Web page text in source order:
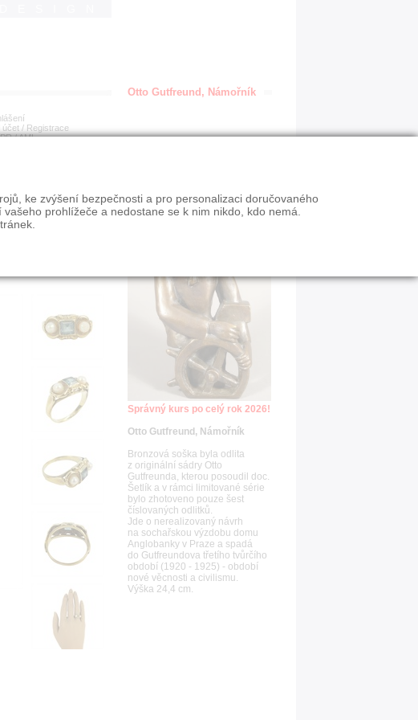
účet / Registrace
/AML
Otto Gutfreund, Námořník
Správný kurs po celý rok 2026!
Otto Gutfreund, Námořník
Bronzová soška byla odlita
z originální sádry Otto
Gutfreunda, kterou posoudil doc.
Šetlík a v rámci limitované série
bylo zhotoveno pouze šest
číslovaných odlitků.
Jde o nerealizovaný návrh
na sochařskou výzdobu domu
Anglobanky v Praze a spadá
do Gutfreundova třetího tvůrčího
období (1920 - 1925) - období
nové věcnosti a civilismu.
Výška 24,4 cm.
ke zvýšení bezpečnosti a pro personalizaci doručovaného
prohlížeče a nedostane se k nim nikdo, kdo nemá.